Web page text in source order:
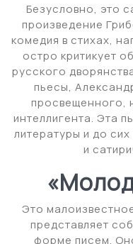
Безусловно, это
произведение
комедия в стихах,
остро критикует
русского
пьесы,
просвещенного,
интеллигента. Эта
литературы и до
и
Это
представляет
форме писем.